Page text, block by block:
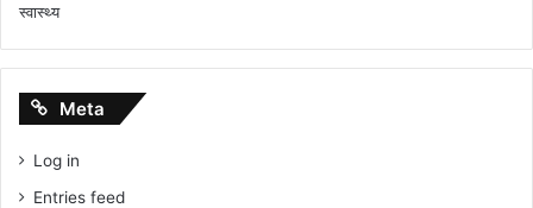
स्वास्थ्य
Meta
Log in
Entries feed